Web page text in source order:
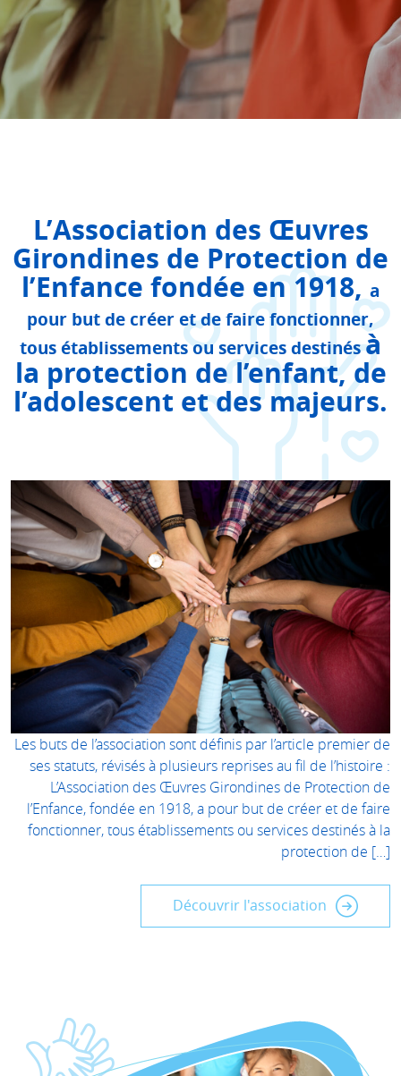
L’Association des Œuvres
Girondines de Protection de
l’Enfance fondée en 1918, a
pour but de créer et de faire fonctionner,
tous établissements ou services destinésà
la protection de l’enfant, de
l’adolescent et des majeurs.
Les buts de l’association sont définis par l’article premier de
ses statuts, révisés à plusieurs reprises au fil de l’histoire :
L’Association des Œuvres Girondines de Protection de
l’Enfance, fondée en 1918, a pour but de créer et de faire
fonctionner, tous établissements ou services destinés à la
protection de […]
Découvrir l'association